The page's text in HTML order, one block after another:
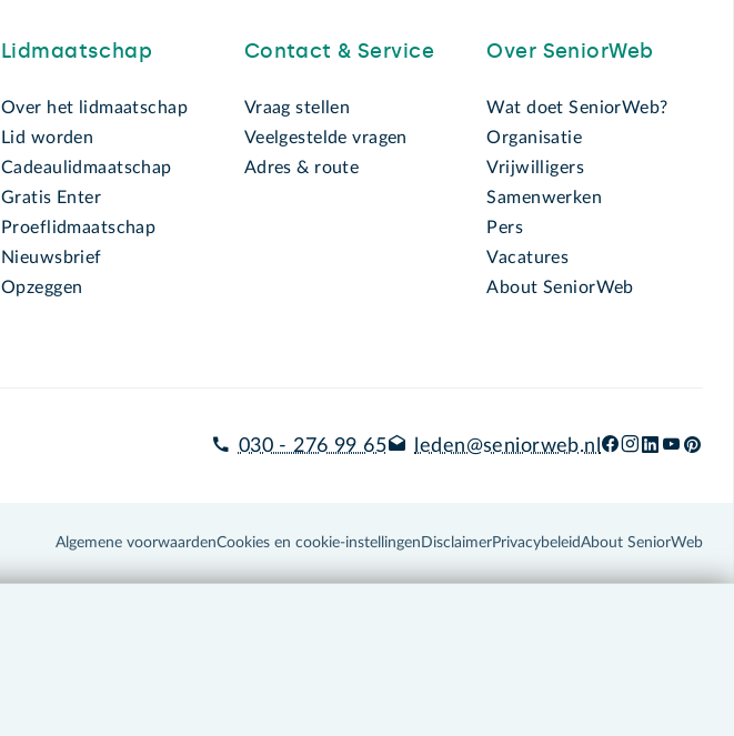
Lidmaatschap
Over het lidmaatschap
Lid worden
Cadeaulidmaatschap
Gratis Enter
Proeflidmaatschap
Nieuwsbrief
Opzeggen
Contact & Service
Vraag stellen
Veelgestelde vragen
Adres & route
Over SeniorWeb
Wat doet SeniorWeb?
Organisatie
Vrijwilligers
Samenwerken
Pers
Vacatures
About SeniorWeb
030 - 276 99 65 leden@seniorweb.nl
Algemene voorwaardenCookies en cookie-instellingen DisclaimerPrivacybeleidAbout SeniorWeb